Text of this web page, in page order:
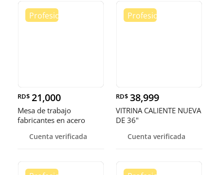
RD$ 21,000
Mesa de trabajo
fabricantes en acero
Cuenta verificada
RD$ 38,999
VITRINA CALIENTE NUEVA
DE 36"
Cuenta verificada